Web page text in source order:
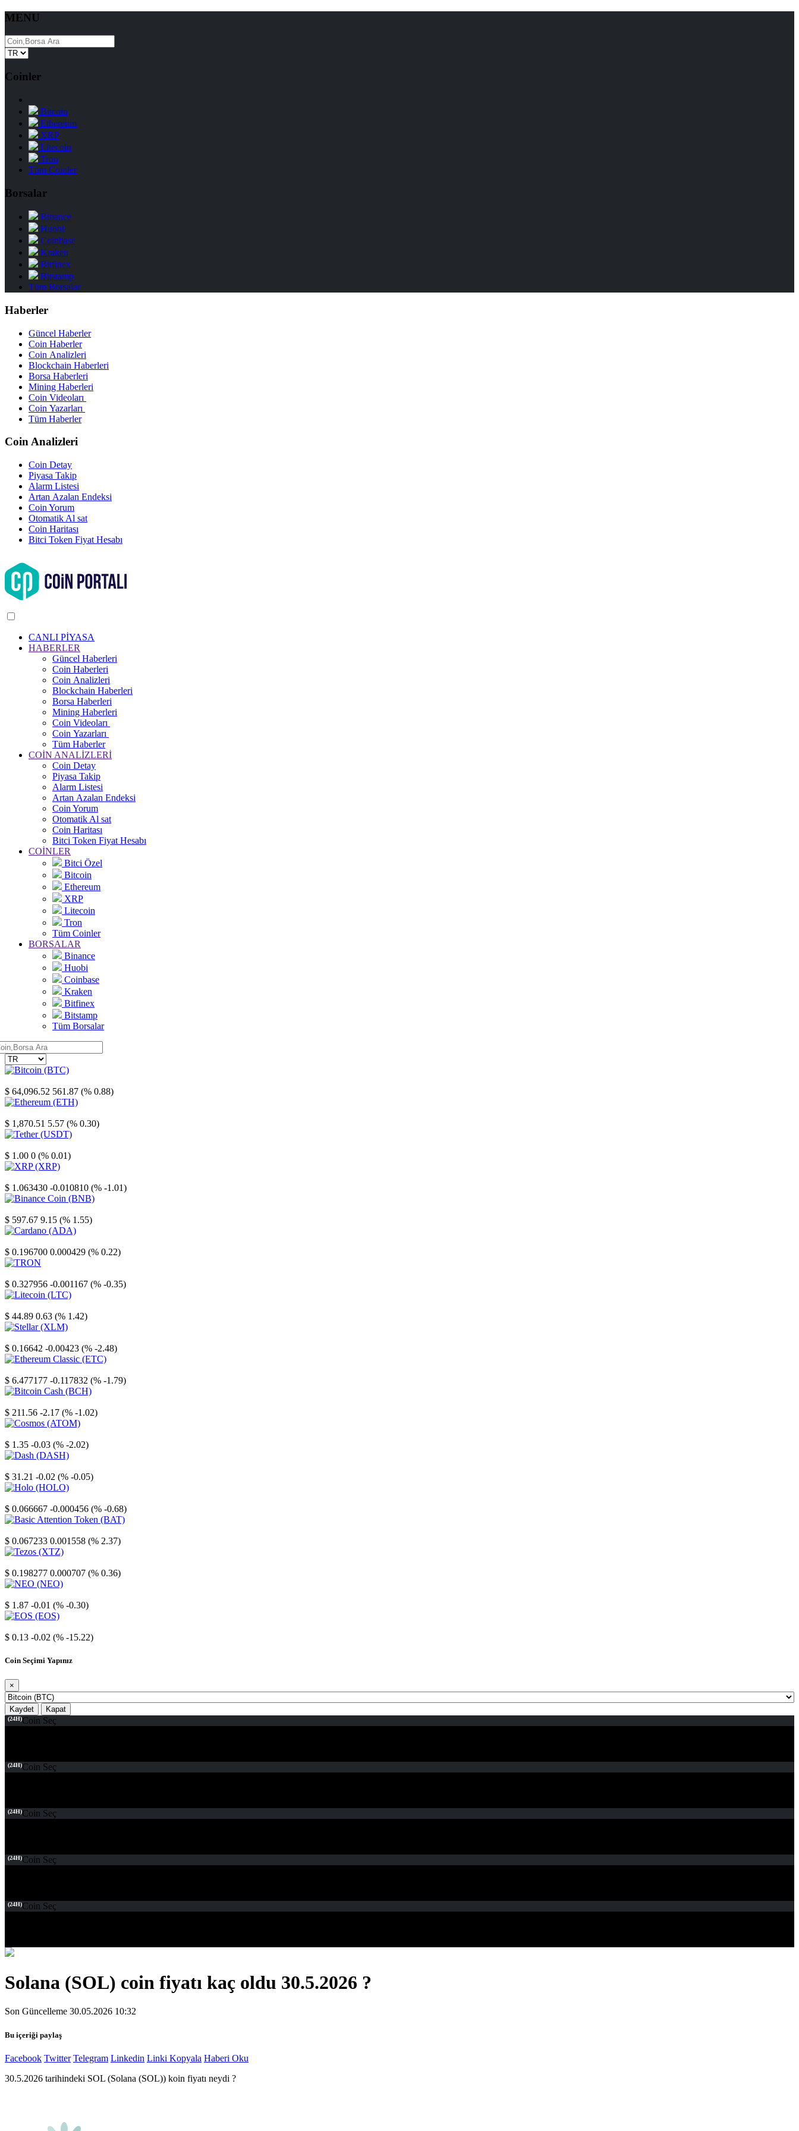
MENU
Coinler
Bitcoin
Ethereum
XRP
Litecoin
Tron
Tüm Coinler
Borsalar
Binance
Huobi
Coinbase
Kraken
Bitfinex
Bitstamp
Tüm Borsalar
Haberler
Güncel Haberler
Coin Haberler
Coin Analizleri
Blockchain Haberleri
Borsa Haberleri
Mining Haberleri
Coin Videoları
Coin Yazarları
Tüm Haberler
Coin Analizleri
Coin Detay
Piyasa Takip
Alarm Listesi
Artan Azalan Endeksi
Coin Yorum
Otomatik Al sat
Coin Haritası
Bitci Token Fiyat Hesabı
CANLI PİYASA
HABERLER
Güncel Haberleri
Coin Haberleri
Coin Analizleri
Blockchain Haberleri
Borsa Haberleri
Mining Haberleri
Coin Videoları
Coin Yazarları
Tüm Haberler
COİN ANALİZLERİ
Coin Detay
Piyasa Takip
Alarm Listesi
Artan Azalan Endeksi
Coin Yorum
Otomatik Al sat
Coin Haritası
Bitci Token Fiyat Hesabı
COİNLER
Bitci Özel
Bitcoin
Ethereum
XRP
Litecoin
Tron
Tüm Coinler
BORSALAR
Binance
Huobi
Coinbase
Kraken
Bitfinex
Bitstamp
Tüm Borsalar
$ 64,096.52 561.87 (% 0.88)
$ 1,870.51 5.57 (% 0.30)
$ 1.00 0 (% 0.01)
$ 1.063430 -0.010810 (% -1.01)
$ 597.67 9.15 (% 1.55)
$ 0.196700 0.000429 (% 0.22)
$ 0.327956 -0.001167 (% -0.35)
$ 44.89 0.63 (% 1.42)
$ 0.16642 -0.00423 (% -2.48)
$ 6.477177 -0.117832 (% -1.79)
$ 211.56 -2.17 (% -1.02)
$ 1.35 -0.03 (% -2.02)
$ 31.21 -0.02 (% -0.05)
$ 0.066667 -0.000456 (% -0.68)
$ 0.067233 0.001558 (% 2.37)
$ 0.198277 0.000707 (% 0.36)
$ 1.87 -0.01 (% -0.30)
$ 0.13 -0.02 (% -15.22)
Coin Seçimi Yapınız
×
Kaydet Kapat
(24H)Coin Seç
(24H)Coin Seç
(24H)Coin Seç
(24H)Coin Seç
(24H)Coin Seç
Solana (SOL) coin fiyatı kaç oldu 30.5.2026 ?
Son Güncelleme 30.05.2026 10:32
Bu içeriği paylaş
Facebook Twitter Telegram Linkedin Linki Kopyala Haberi Oku
30.5.2026 tarihindeki SOL (Solana (SOL)) koin fiyatı neydi ?